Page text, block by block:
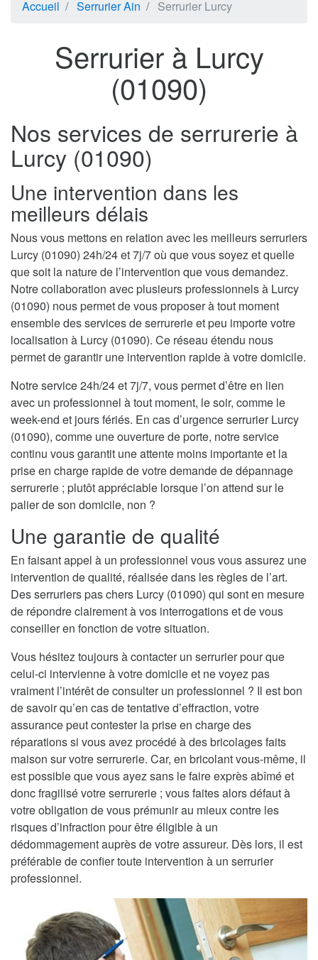
Accueil Serrurier Ain Serrurier Lurcy
Serrurier à Lurcy
(01090)
Nos services de serrurerie à
Lurcy (01090)
Une intervention dans les
meilleurs délais
Nous vous mettons en relation avec les meilleurs serruriers
Lurcy (01090) 24h/24 et 7j/7 où que vous soyez et quelle
que soit la nature de l’intervention que vous demandez.
Notre collaboration avec plusieurs professionnels à Lurcy
(01090) nous permet de vous proposer à tout moment
ensemble des services de serrurerie et peu importe votre
localisation à Lurcy (01090). Ce réseau étendu nous
permet de garantir une intervention rapide à votre domicile.
Notre service 24h/24 et 7j/7, vous permet d’être en lien
avec un professionnel à tout moment, le soir, comme le
week-end et jours fériés. En cas d’urgence serrurier Lurcy
(01090), comme une ouverture de porte, notre service
continu vous garantit une attente moins importante et la
prise en charge rapide de votre demande de dépannage
serrurerie ; plutôt appréciable lorsque l’on attend sur le
palier de son domicile, non ?
Une garantie de qualité
En faisant appel à un professionnel vous vous assurez une
intervention de qualité, réalisée dans les règles de l’art.
Des serruriers pas chers Lurcy (01090) qui sont en mesure
de répondre clairement à vos interrogations et de vous
conseiller en fonction de votre situation.
Vous hésitez toujours à contacter un serrurier pour que
celui-ci intervienne à votre domicile et ne voyez pas
vraiment l’intérêt de consulter un professionnel ? Il est bon
de savoir qu’en cas de tentative d’effraction, votre
assurance peut contester la prise en charge des
réparations si vous avez procédé à des bricolages faits
maison sur votre serrurerie. Car, en bricolant vous-même, il
est possible que vous ayez sans le faire exprès abîmé et
donc fragilisé votre serrurerie ; vous faites alors défaut à
votre obligation de vous prémunir au mieux contre les
risques d’infraction pour être éligible à un
dédommagement auprès de votre assureur. Dès lors, il est
préférable de confier toute intervention à un serrurier
professionnel.